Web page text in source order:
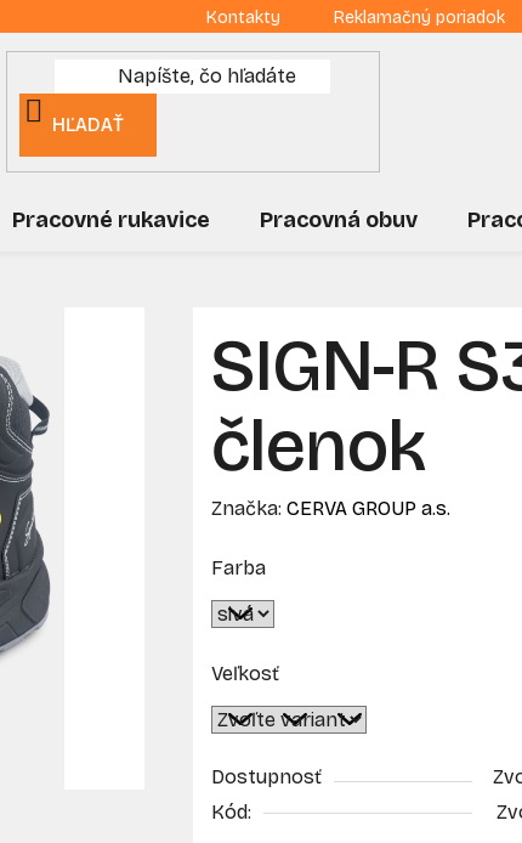
Kontakty Reklamačný poriadok
HĽADAŤ
Pracovné rukavice Pracovná obuv
SIGN-R
členok
Značka: CERVA GROUP a.s.
Farba
Veľkosť
Dostupnosť
Kód: